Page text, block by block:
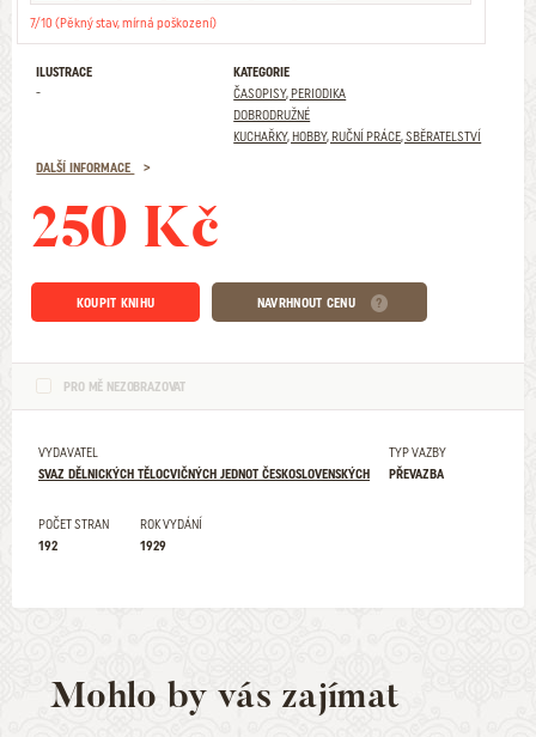
7/10 (Pěkný stav, mírná poškození)
ILUSTRACE
-
KATEGORIE
ČASOPISY, PERIODIKA
DOBRODRUŽNÉ
KUCHAŘKY, HOBBY, RUČNÍ PRÁCE, SBĚRATELSTVÍ
DALŠÍ INFORMACE
250 Kč
KOUPIT KNIHU NAVRHNOUT CENU
PRO MĚ NEZOBRAZOVAT
VYDAVATEL
SVAZ DĚLNICKÝCH TĚLOCVIČNÝCH JEDNOT ČESKOSLOVENSKÝCH
TYP VAZBY
PŘEVAZBA
POČET STRAN
192
ROK VYDÁNÍ
1929
Mohlo by vás zajímat